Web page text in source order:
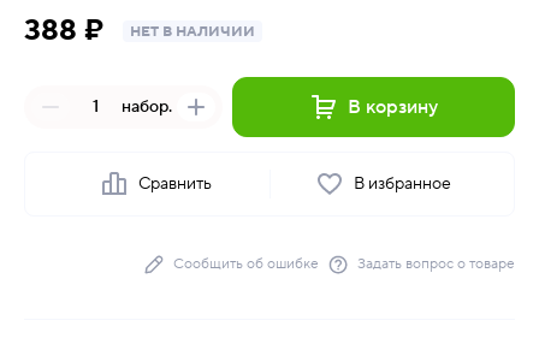
388 ₽ НЕТ В НАЛИЧИИ
набор. В корзину
Сравнить В избранное
Сообщить об ошибке Задать вопрос о товаре